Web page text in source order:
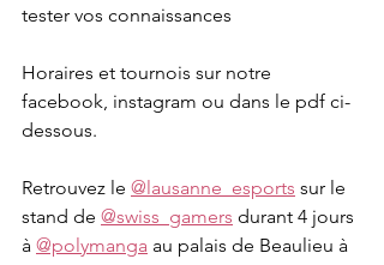
tester vos connaissances
Horaires et tournois sur notre
facebook, instagram ou dans le pdf ci-
dessous.
Retrouvez le @lausanne_esports sur le
stand de @swiss_gamers durant 4 jours
à @polymanga au palais de Beaulieu à